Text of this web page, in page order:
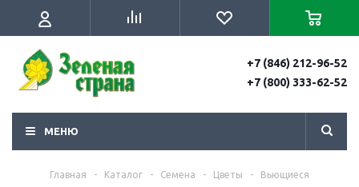
+7 (846) 212-96-52
+7 (800) 333-62-52
МЕНЮ
Главная - Каталог - Семена - Цветы - Вьющиеся